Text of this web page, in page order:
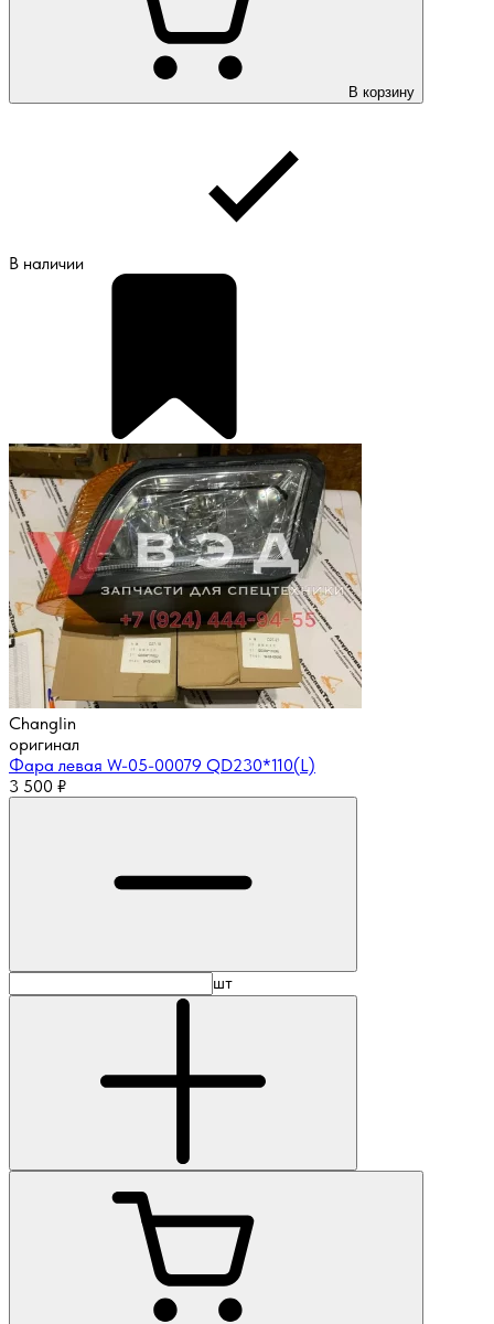
В корзину
В наличии
Changlin
оригинал
Фара левая W-05-00079 QD230*110(L)
3 500 ₽
шт